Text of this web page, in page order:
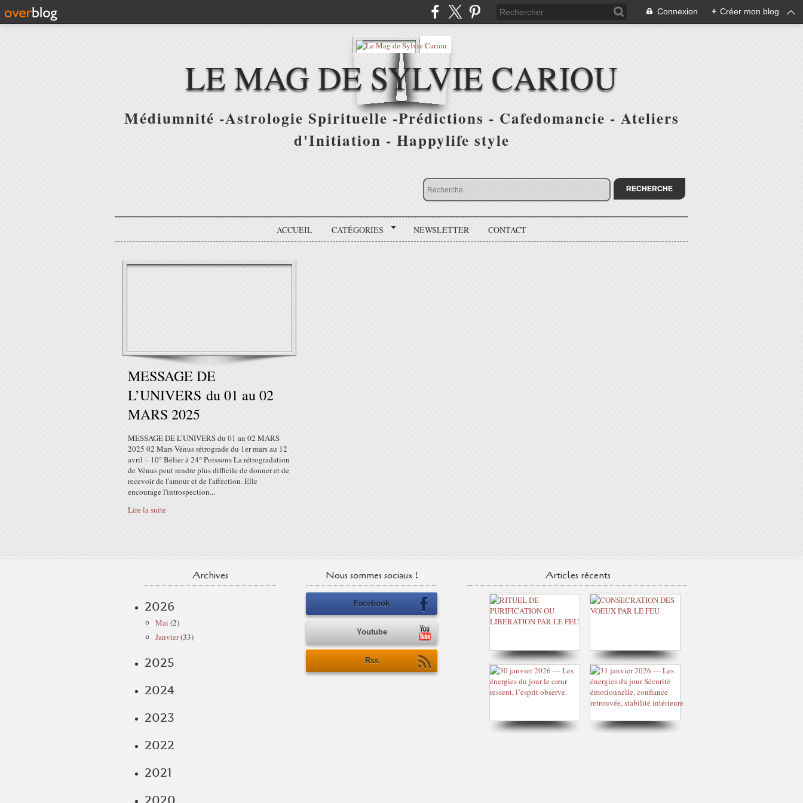
Connexion + Créer mon blog
LE MAG DE SYLVIE CARIOU
Médiumnité -Astrologie Spirituelle -Prédictions - Cafedomancie - Ateliers
d'Initiation - Happylife style
ACCUEIL CATÉGORIES NEWSLETTER CONTACT
MESSAGE DE
L’UNIVERS du 01 au 02
MARS 2025
MESSAGE DE L’UNIVERS du 01 au 02 MARS
2025 02 Mars Vénus rétrograde du 1er mars au 12
avril – 10° Bélier à 24° Poissons La rétrogradation
de Vénus peut rendre plus difficile de donner et de
recevoir de l'amour et de l'affection. Elle
encourage l'introspection...
Lire la suite
Archives
2026
Mai (2)
Janvier(33)
2025
2024
2023
2022
2021
2020
Nous sommes sociaux !
Facebook
Youtube
Rss
Articles récents